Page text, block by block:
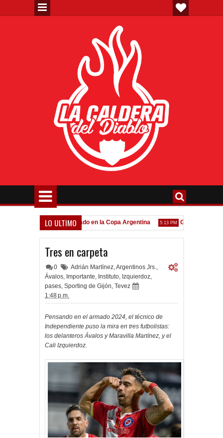
LO ULTIMO
Todo confirmado en la Copa Argentina 5:13 PM Goleada histórica
Tres en carpeta
0 Adrián Martínez,Argentinos Jrs.,
Ávalos, Importante, Instituto, Izquierdoz,
pases, Sporting de Gijón, Tevez
1:48 p.m.
Pensando en el armado 2024, el técnico de
Independiente puso la mira en tres futbolistas:
los delanteros Ávalos y Maravilla Martínez, y el
Cali Izquierdoz.